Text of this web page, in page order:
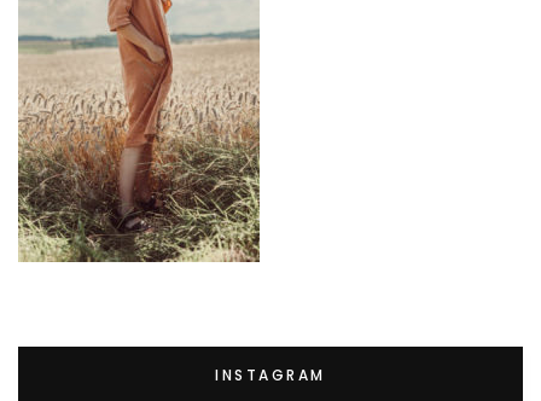
INSTAGRAM